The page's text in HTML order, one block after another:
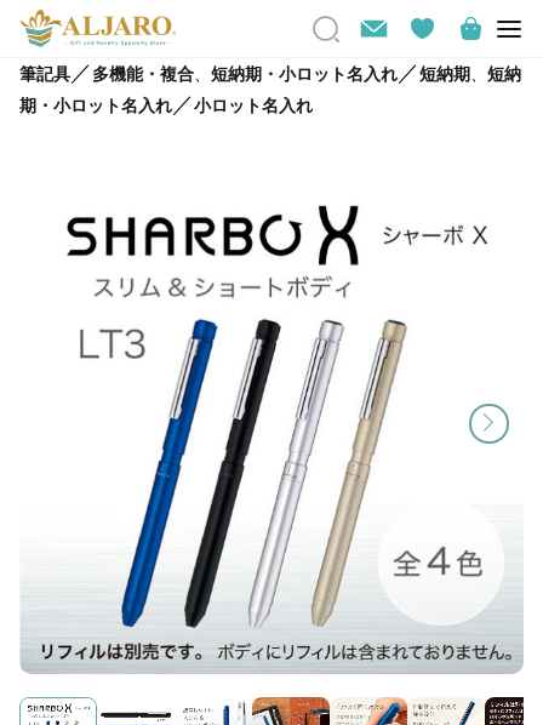
筆記具／ 多機能・複合 短納期・小ロット名入れ／短納期
短納
期・小ロット名入れ／小ロット名入れ